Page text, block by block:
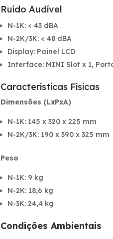
Ruído Audível
N-1K: < 43 dBA
N-2K/3K: < 48 dBA
Display: Painel LCD
Interface: MINI Slot x 1,
Características Físicas
Dimensões (LxPxA)
N-1K: 145 x 320 x 225 mm
N-2K/3K: 190 x 390 x 325 mm
Peso
N-1K: 9 kg
N-2K: 18,6 kg
N-3K: 24,4 kg
Condições Ambientais